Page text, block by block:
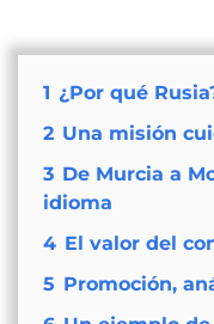
1 ¿Por qué
2 Una misión
3 De Murcia a
idioma
4 El valor del
5 Promoción,